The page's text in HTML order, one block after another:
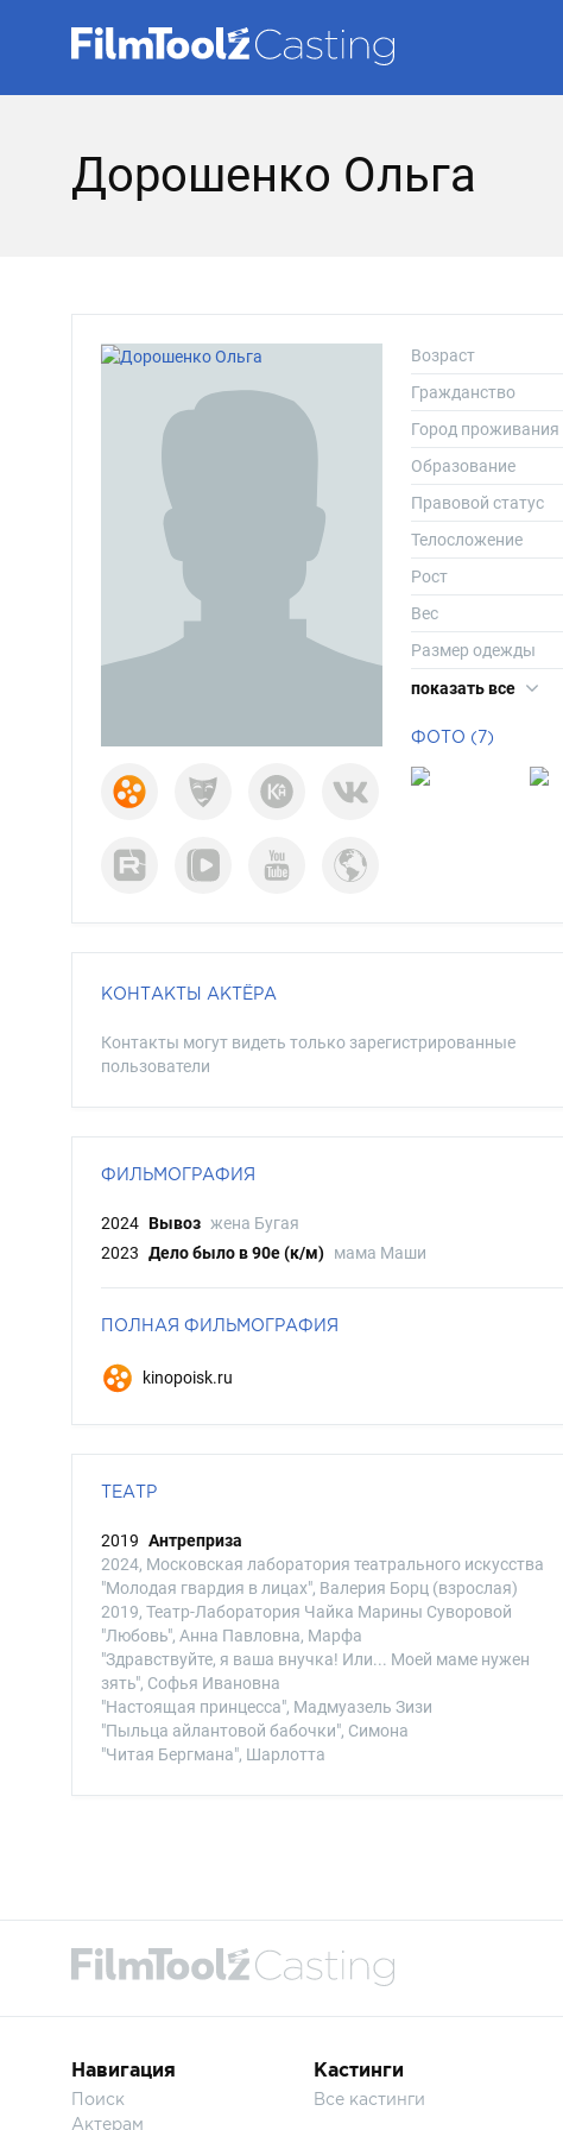
Дорошенко Ольга
Возраст
Гражданство
Город проживания
Образование
Правовой статус
Телосложение
Рост
Вес
Размер одежды
Размер обуви
показать все
ФОТО (7)
КОНТАКТЫ АКТЁРА
Контакты могут видеть только зарегистрированные
пользователи
ФИЛЬМОГРАФИЯ
2024 Вывоз жена Бугая
2023 Дело было в 90е (к/м) мама Маши
ПОЛНАЯ ФИЛЬМОГРАФИЯ
kinopoisk.ru
ТЕАТР
2019 Антреприза
2024, Московская лаборатория театрального искусства
"Молодая гвардия в лицах", Валерия Борц (взрослая)
2019, Театр-Лаборатория Чайка Марины Суворовой
"Любовь", Анна Павловна, Марфа
"Здравствуйте, я ваша внучка! Или... Моей маме нужен
зять", Софья Ивановна
"Настоящая принцесса", Мадмуазель Зизи
"Пыльца айлантовой бабочки", Симона
"Читая Бергмана", Шарлотта
Навигация
Поиск
Актерам
Кастинги
Все кастинги